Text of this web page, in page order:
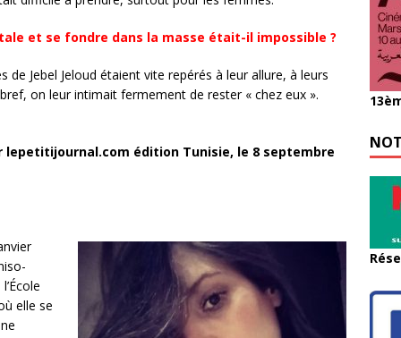
et se fondre dans la masse était-il impossible ?
de Jebel Jeloud étaient vite repérés à leur allure, à leurs
on leur intimait fermement de rester « chez eux ».
lepetitijournal.com édition Tunisie, le 8 septembre
elle se